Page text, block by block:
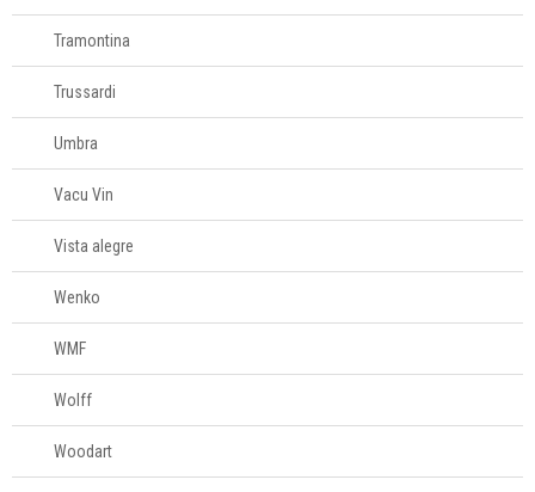
Tramontina
Trussardi
Umbra
Vacu Vin
Vista alegre
Wenko
WMF
Wolff
Woodart